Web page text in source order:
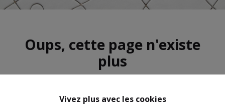
Vivez plus avec les cookies
Oups, cette page n'existe
plus